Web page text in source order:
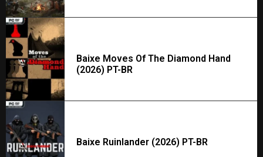
Baixe Moves Of The Diamond Hand
(2026) PT-BR
Baixe Ruinlander (2026) PT-BR